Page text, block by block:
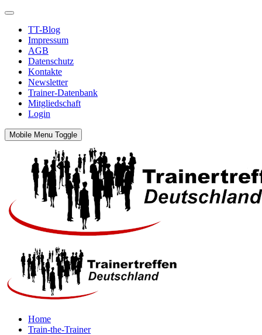
TT-Blog
Impressum
AGB
Datenschutz
Kontakte
Newsletter
Trainer-Datenbank
Mitgliedschaft
Login
Mobile Menu Toggle
Home
Train-the-Trainer